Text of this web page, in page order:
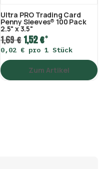
Ultra PRO Trading Card
Penny Sleeves® 100 Pack
2.5" x 3.5"
1,69 €1,52 €*
0,02 € pro 1 Stück
Zum Artikel